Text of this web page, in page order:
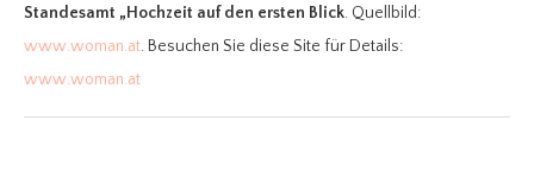
Standesamt „Hochzeit auf den ersten Blick. Quellbild:
www.woman.at. Besuchen Sie diese Site für Details:
www.woman.at